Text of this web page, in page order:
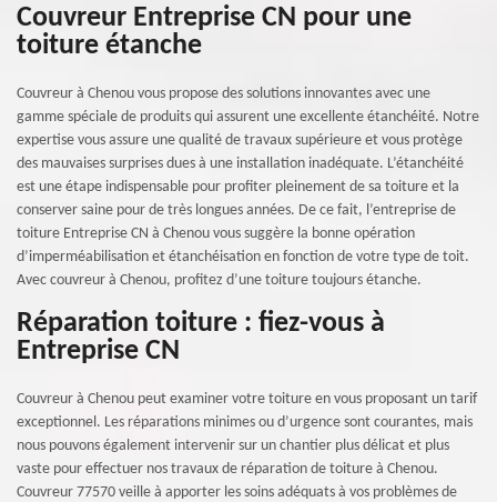
Couvreur Entreprise CN pour une
toiture étanche
Couvreur à Chenou vous propose des solutions innovantes avec une
gamme spéciale de produits qui assurent une excellente étanchéité. Notre
expertise vous assure une qualité de travaux supérieure et vous protège
des mauvaises surprises dues à une installation inadéquate. L’étanchéité
est une étape indispensable pour profiter pleinement de sa toiture et la
conserver saine pour de très longues années. De ce fait, l’entreprise de
toiture Entreprise CN à Chenou vous suggère la bonne opération
d’imperméabilisation et étanchéisation en fonction de votre type de toit.
Avec couvreur à Chenou, profitez d’une toiture toujours étanche.
Réparation toiture : fiez-vous à
Entreprise CN
Couvreur à Chenou peut examiner votre toiture en vous proposant un tarif
exceptionnel. Les réparations minimes ou d’urgence sont courantes, mais
nous pouvons également intervenir sur un chantier plus délicat et plus
vaste pour effectuer nos travaux de réparation de toiture à Chenou.
Couvreur 77570 veille à apporter les soins adéquats à vos problèmes de